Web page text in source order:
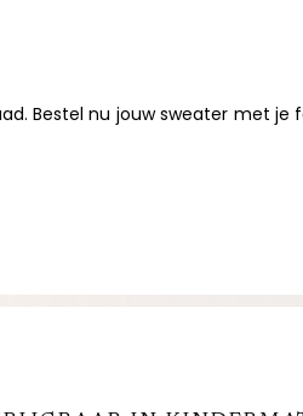
Bestel nu jouw sweater met je